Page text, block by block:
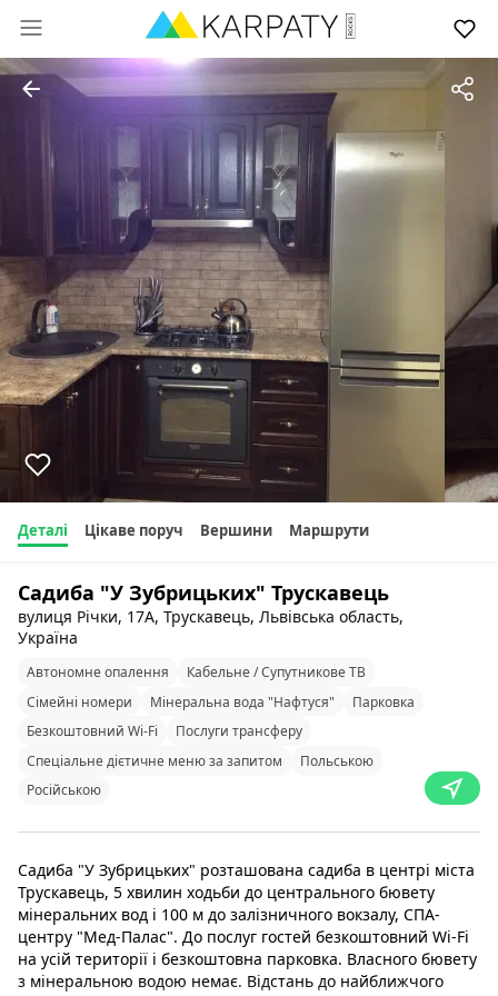
Деталі Цікаве поруч Вершини Маршрути
Садиба "У Зубрицьких" Трускавець
вулиця Річки, 17А, Трускавець, Львівська область,
Україна
Автономне опалення
Кабельне / Супутникове ТВ
Сімейні номери
Мінеральна вода "Нафтуся"
Парковка
Безкоштовний Wi-Fi
Послуги трансферу
Спеціальне дієтичне меню за запитом
Польською
Російською
Садиба "У Зубрицьких" розташована садиба в центрі міста
Трускавець, 5 хвилин ходьби до центрального бювету
мінеральних вод і 100 м до залізничного вокзалу, СПА-
центру "Мед-Палас". До послуг гостей безкоштовний Wi-Fi
на усій території і безкоштовна парковка. Власного бювету
з мінеральною водою немає. Відстань до найближчого